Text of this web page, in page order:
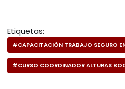
Etiquetas:
#CAPACITACIÓN TRABAJO SEGURO
#CURSO COORDINADOR ALTURAS